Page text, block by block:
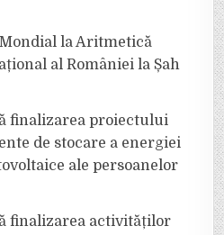
la Aritmetică
al României la Șah
finalizarea proiectului
de stocare a energiei
ale persoanelor
finalizarea activităților